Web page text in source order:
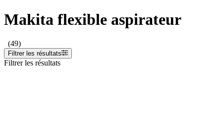
Makita flexible aspirateur
(49)
Filtrer les résultats
Filtrer les résultats